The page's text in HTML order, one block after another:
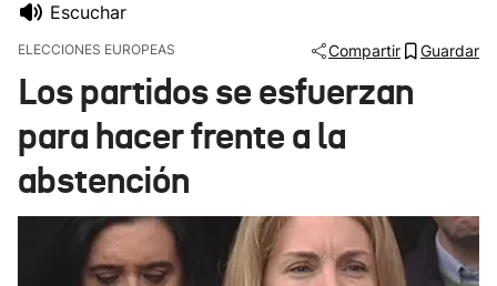
Ikusmiran
Escuchar
ELECCIONES EUROPEAS Compartir Guardar
Los partidos se esfuerzan
para hacer frente a la
abstención